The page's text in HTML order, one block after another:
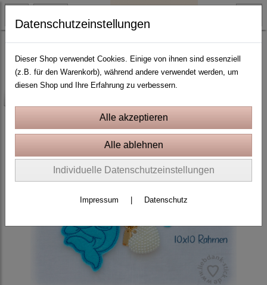
ITH Stickprojekte In the Hoop
Datenschutzeinstellungen
Dieser Shop verwendet Cookies. Einige von ihnen sind essenziell
(z.B. für den Warenkorb), während andere verwendet werden, um
diesen Shop und Ihre Erfahrung zu verbessern.
Individuelle Datenschutzeinstellungen
Impressum Datenschutz